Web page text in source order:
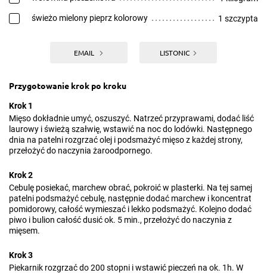
świeżo mielony pieprz kolorowy 1 szczypta
EMAIL LISTONIC
Przygotowanie krok po kroku
Krok 1
Mięso dokładnie umyć, oszuszyć. Natrzeć przyprawami, dodać liść
laurowy i świeżą szałwię, wstawić na noc do lodówki. Następnego
dnia na patelni rozgrzać olej i podsmażyć mięso z każdej strony,
przełożyć do naczynia żaroodpornego.
Krok 2
Cebulę posiekać, marchew obrać, pokroić w plasterki. Na tej samej
patelni podsmażyć cebulę, następnie dodać marchew i koncentrat
pomidorowy, całość wymieszać i lekko podsmażyć. Kolejno dodać
piwo i bulion całość dusić ok. 5 min., przełożyć do naczynia z
mięsem.
Krok 3
Piekarnik rozgrzać do 200 stopni i wstawić pieczeń na ok. 1h. W